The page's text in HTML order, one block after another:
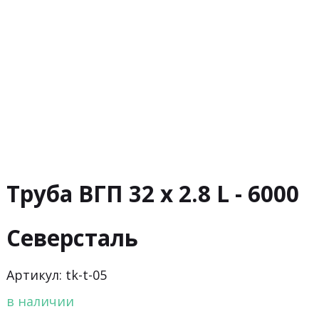
Труба ВГП 32 х 2.8 L - 6000
Северсталь
Артикул: tk-t-05
в наличии